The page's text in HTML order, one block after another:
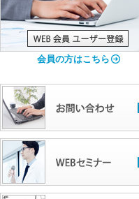
会員の方はこちら